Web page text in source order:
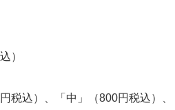
）
税込）、「中」（800円税込）